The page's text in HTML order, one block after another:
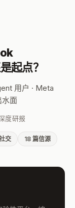
起点？
用户 · Meta
面
度研报
交 18 篇信源